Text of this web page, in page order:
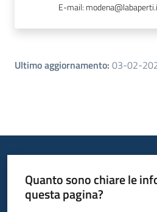
E-mail:
Ultimo aggiornamento: 03-02-
Quanto sono chiare le
questa pagina?